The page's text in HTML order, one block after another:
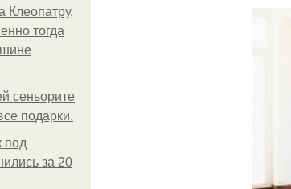
Клеопатру,
тогда
сеньорите
подарки.
под
за 20